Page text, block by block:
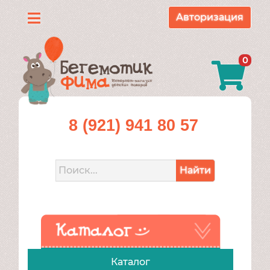
Каталог
О
нас
Доставка
Контакты
Авторизация
0
8 (921) 941 80 57
Найти
Каталог